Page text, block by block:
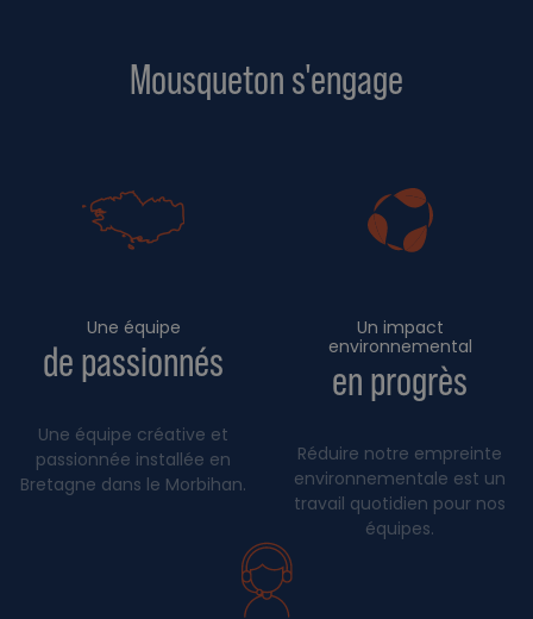
Mousqueton s'engage
Une équipe
de passionnés
Une équipe créative et
passionnée installée en
Bretagne dans le Morbihan.
Un impact
environnemental
en progrès
Réduire notre empreinte
environnementale est un
travail quotidien pour nos
équipes.